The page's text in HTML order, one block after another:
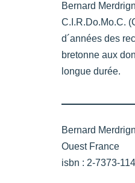
Bernard
C.I.R.Do.Mo.C.
d´années des
bretonne aux
longue durée.
Bernard
Ouest France
isbn : 2-7373-